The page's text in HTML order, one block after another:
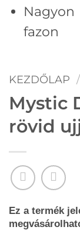
fazon
KEZDŐLAP /
Mystic
rövid
Ez a termék